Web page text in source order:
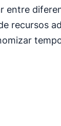
entre
recursos